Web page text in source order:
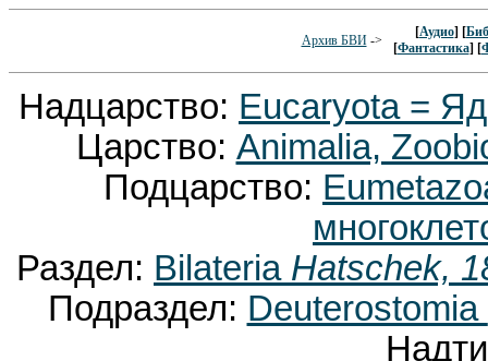
Архив БВИ->
[Аудио] [
[Фантастика] [
Надцарство: Eucaryota =
Царство: Animalia,
Подцарство:
Раздел: Bilateria Hatschek,
Подраздел: Deuterostomia